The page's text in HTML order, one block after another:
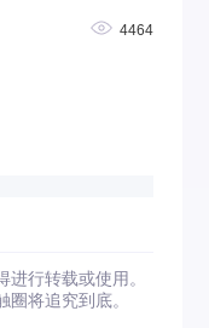
4464
行转载或使用。
将追究到底。